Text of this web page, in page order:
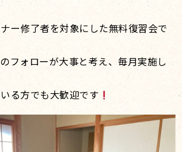
ー修了者を対象にした無料復習会で
フォローが大事と考え、毎月実施し
る方でも大歓迎です